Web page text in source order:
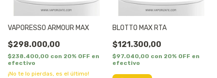
VAPORESSO ARMOUR MAX
$298.000,00
$238.400,00 con 20% OFF en
efectivo
¡No te lo pierdas, es el último!
BLOTTO MAX RTA
$121.300,00
$97.040,00 con 20% OFF en
efectivo